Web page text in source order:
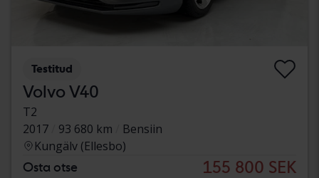
Testitud
Volvo V40
T2
2017
93 680 km
Bensiin
Kungälv (Ellesbo)
Osta otse 155 800 SEK